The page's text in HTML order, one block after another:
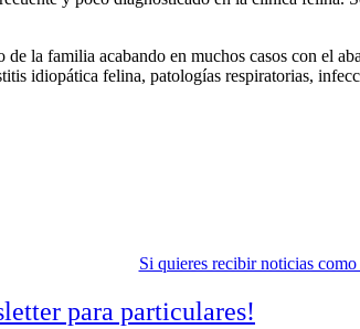
la familia acabando en muchos casos con el
idiopática felina, patologías respiratorias,
Si quieres recibir noticias como
para particulares!